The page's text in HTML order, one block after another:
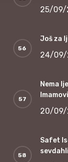
25/09/
Još za
24/09/
Nema
20/09/
Safet